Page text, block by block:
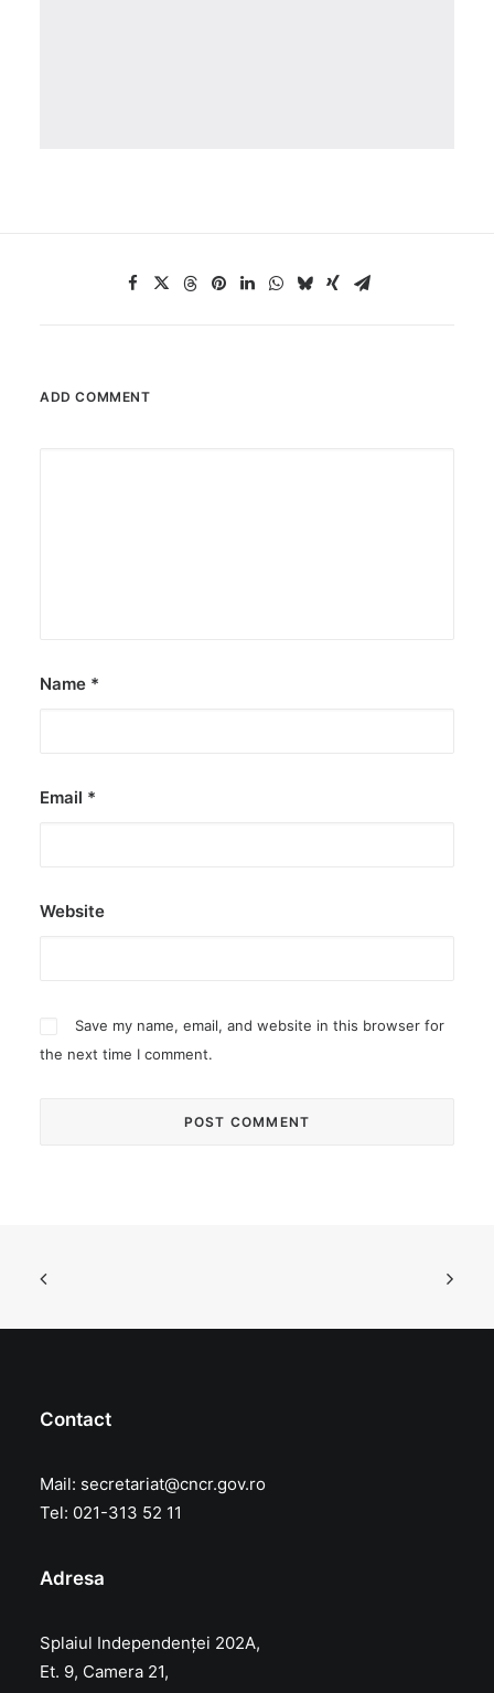
ADD COMMENT
Name *
Email *
Website
Save my name, email, and website in this browser for
the next time I comment.
Contact
Mail: secretariat@cncr.gov.ro
Tel: 021-313 52 11
Adresa
Splaiul Independenței 202A,
Et. 9, Camera 21,